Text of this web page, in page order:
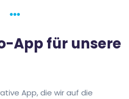
Finder
App für unsere
App, die wir auf die